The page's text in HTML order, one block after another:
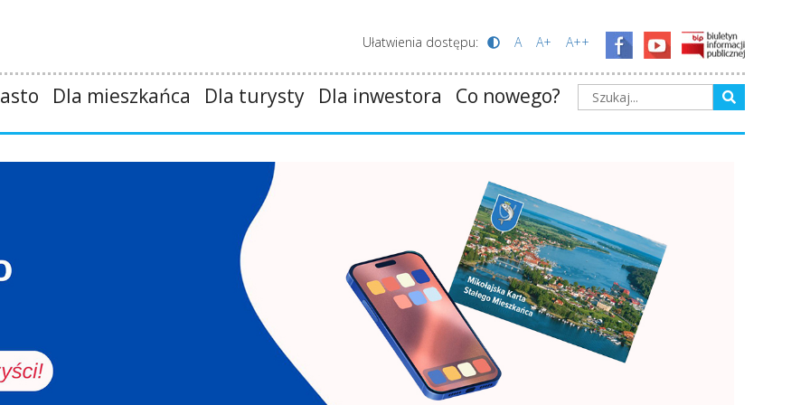
Ułatwienia dostępu: A A+ A++
Dla mieszkańca Dla turysty Dla inwestora Co nowego?